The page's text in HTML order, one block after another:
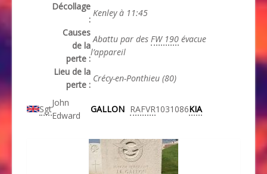
Décollage
:
Kenley à 11:45
Causes
de la
perte :
Abattu par des FW 190 évacue
l’appareil
Lieu de la
perte :
Crécy-en-Ponthieu (80)
Sgt
John
Edward
GALLON RAFVR1031086KIA